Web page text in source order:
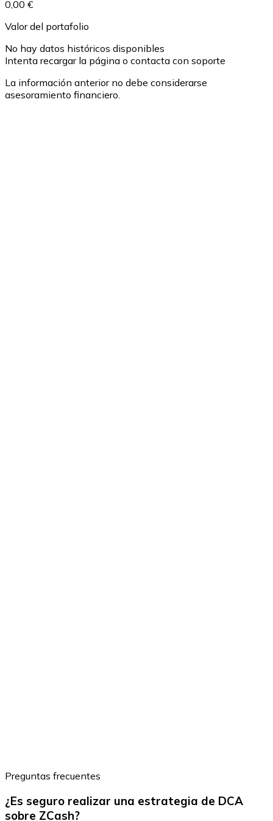
0,00 €
Valor del portafolio
No hay datos históricos disponibles
Intenta recargar la página o contacta con soporte
La información anterior no debe considerarse
asesoramiento financiero.
Preguntas frecuentes
¿Es seguro realizar una estrategia de DCA
sobre ZCash?